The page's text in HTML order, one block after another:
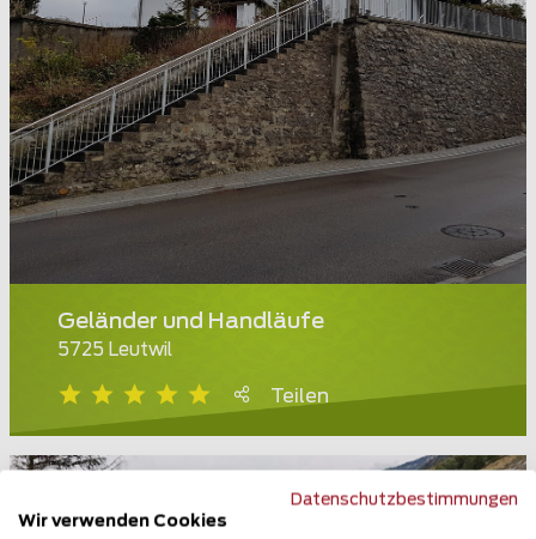
Geländer und Handläufe
5725 Leutwil
Teilen
Datenschutzbestimmungen
Wir verwenden Cookies